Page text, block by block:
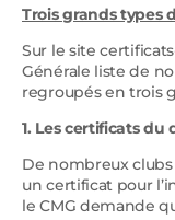
Trois grands types
Sur le site
Générale liste de
regroupés en trois
1. Les certificats
De nombreux
un certificat pour
le CMG demande